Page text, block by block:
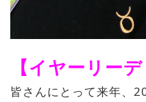
【イヤーリー
皆さんにとって来年、